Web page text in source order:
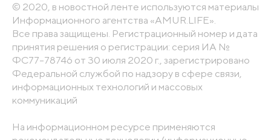
© 2020, в новостной ленте используются материалы
Информационного агентства «AMUR.LIFE».
Все права защищены. Регистрационный номер и дата
принятия решения о регистрации: серия ИА №
ФС77-78746 от 30 июля 2020 г., зарегистрировано
Федеральной службой по надзору в сфере связи,
информационных технологий и массовых
коммуникаций
На информационном ресурсе применяются